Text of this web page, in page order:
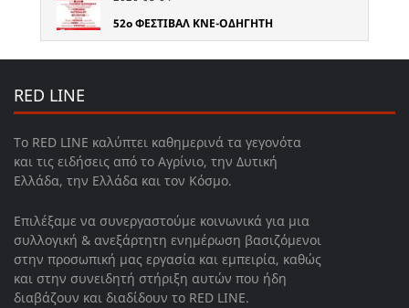
52o ΦΕΣΤΙΒΑΛ ΚΝΕ-ΟΔΗΓΗΤΗ
RED LINE
Το RED LINE καλύπτει καθημερινά τα γεγονότα
και τις ειδήσεις από το Αγρίνιο, την Δυτική
Ελλάδα, την Ελλάδα και τον Κόσμο.
Επιλέξαμε να συνεργαστούμε κοινωνικά για μια
συλλογική & ανεξάρτητη ενημέρωση βασιζόμενοι
στην προσωπική μας εργασία και εμπειρία, καθώς
και στην συνειδητή στήριξη αυτών που ήδη
διαβάζουν και διαδίδουν το RED LINE.